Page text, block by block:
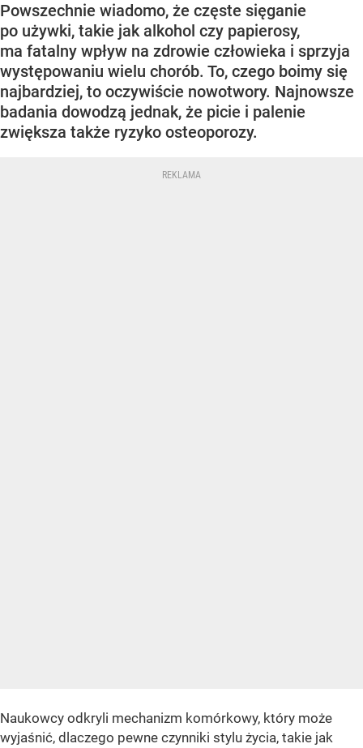
Powszechnie wiadomo, że częste sięganie
po używki, takie jak alkohol czy papierosy,
ma fatalny wpływ na zdrowie człowieka i sprzyja
występowaniu wielu chorób. To, czego boimy się
najbardziej, to oczywiście nowotwory. Najnowsze
badania dowodzą jednak, że picie i palenie
zwiększa także ryzyko osteoporozy.
Naukowcy odkryli mechanizm komórkowy, który może
wyjaśnić, dlaczego pewne czynniki stylu życia, takie jak